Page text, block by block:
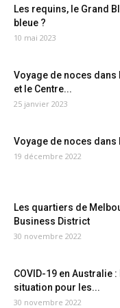
Les requins, le Grand
bleue ?
10 mai 2023
Voyage de noces dans
et le Centre...
25 janvier 2023
Voyage de noces dans
19 décembre 2022
Les quartiers de
Business District
30 novembre 2022
COVID-19 en Australie
situation pour les...
30 novembre 2022